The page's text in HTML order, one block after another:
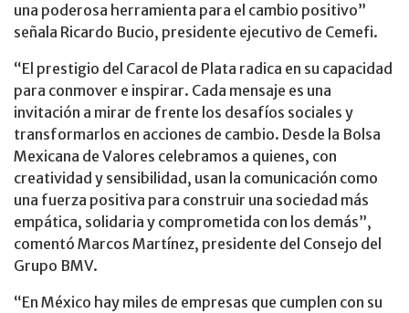
una poderosa herramienta para el cambio positivo”
señala Ricardo Bucio, presidente ejecutivo de Cemefi.
“El prestigio del Caracol de Plata radica en su capacidad
para conmover e inspirar. Cada mensaje es una
invitación a mirar de frente los desafíos sociales y
transformarlos en acciones de cambio. Desde la Bolsa
Mexicana de Valores celebramos a quienes, con
creatividad y sensibilidad, usan la comunicación como
una fuerza positiva para construir una sociedad más
empática, solidaria y comprometida con los demás”,
comentó Marcos Martínez, presidente del Consejo del
Grupo BMV.
“En México hay miles de empresas que cumplen con su